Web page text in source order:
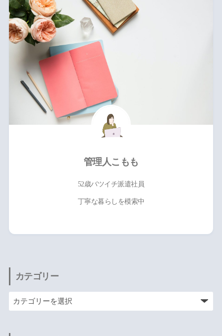
管理人こもも
52歳バツイチ派遣社員
丁寧な暮らしを模索中
カテゴリー